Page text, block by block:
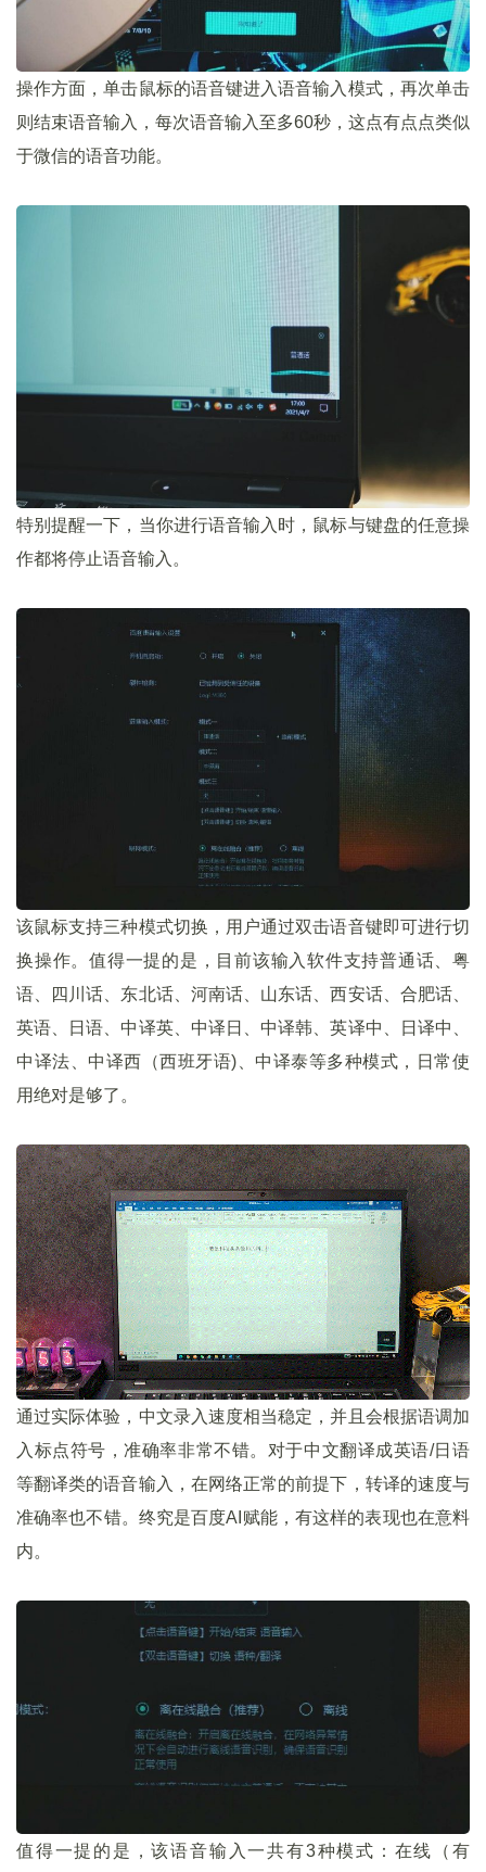
操作方面，单击鼠标的语音键进入语音输入模式，再次单击
则结束语音输入，每次语音输入至多60秒，这点有点点类似
于微信的语音功能。
特别提醒一下，当你进行语音输入时，鼠标与键盘的任意操
作都将停止语音输入。
该鼠标支持三种模式切换，用户通过双击语音键即可进行切
换操作。值得一提的是，目前该输入软件支持普通话、粤
语、四川话、东北话、河南话、山东话、西安话、合肥话、
英语、日语、中译英、中译日、中译韩、英译中、日译中、
中译法、中译西（西班牙语)、中译泰等多种模式，日常使
用绝对是够了。
通过实际体验，中文录入速度相当稳定，并且会根据语调加
入标点符号，准确率非常不错。对于中文翻译成英语/日语
等翻译类的语音输入，在网络正常的前提下，转译的速度与
准确率也不错。终究是百度AI赋能，有这样的表现也在意料
内。
值得一提的是，该语音输入一共有3种模式：在线（有